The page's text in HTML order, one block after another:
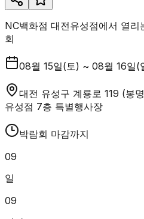
NC백화점 대전유성점에서 열
회
08월 15일(토) ~ 08월 16일(
대전 유성구 계룡로 119 (봉
유성점 7층 특별행사장
박람회 마감까지
09
일
09